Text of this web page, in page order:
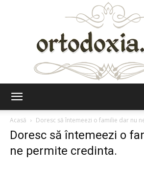
Acasă
Doresc să întemeezi o familie dar nu
Doresc să întemeezi o
ne permite credinta.